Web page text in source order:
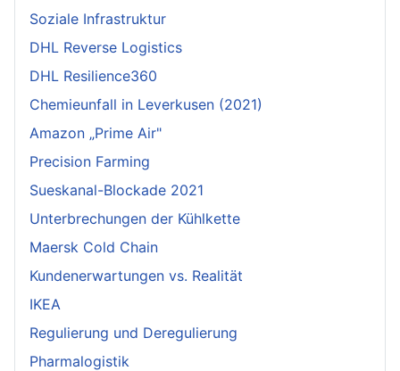
Soziale Infrastruktur
DHL Reverse Logistics
DHL Resilience360
Chemieunfall in Leverkusen (2021)
Amazon „Prime Air"
Precision Farming
Sueskanal-Blockade 2021
Unterbrechungen der Kühlkette
Maersk Cold Chain
Kundenerwartungen vs. Realität
IKEA
Regulierung und Deregulierung
Pharmalogistik